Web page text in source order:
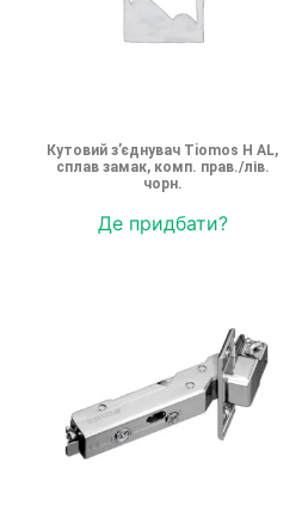
Кутовий з’єднувач Tiomos H AL,
сплав замак, комп. прав./лів.
чорн.
Де придбати?